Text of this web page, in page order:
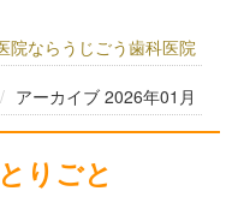
院ならうじごう歯科医院
アーカイブ 2026年01月
りごと